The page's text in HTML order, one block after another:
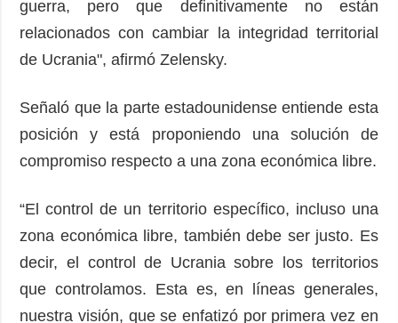
guerra, pero que definitivamente no están
relacionados con cambiar la integridad territorial
de Ucrania", afirmó Zelensky.
Señaló que la parte estadounidense entiende esta
posición y está proponiendo una solución de
compromiso respecto a una zona económica libre.
“El control de un territorio específico, incluso una
zona económica libre, también debe ser justo. Es
decir, el control de Ucrania sobre los territorios
que controlamos. Esta es, en líneas generales,
nuestra visión, que se enfatizó por primera vez en